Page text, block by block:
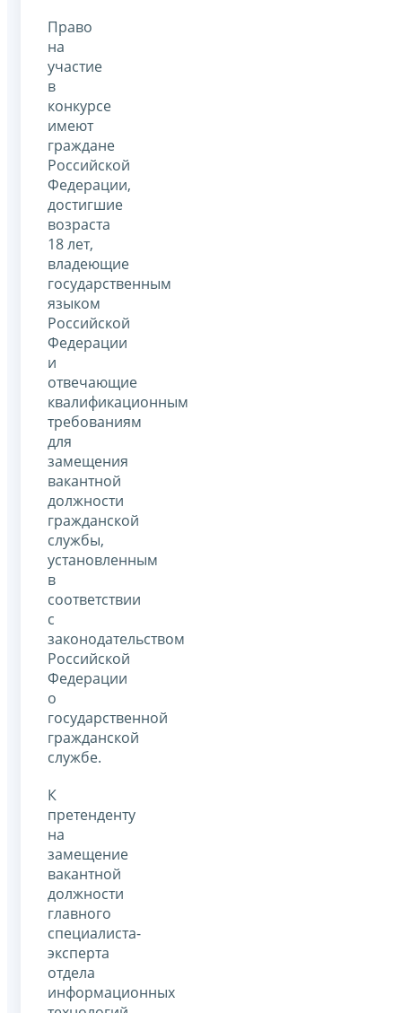
Право
на
участие
в
конкурсе
имеют
граждане
Российской
Федерации,
достигшие
возраста
18 лет,
владеющие
государственным
языком
Российской
Федерации
и
отвечающие
квалификационным
требованиям
для
замещения
вакантной
должности
гражданской
службы,
установленным
в
соответствии
с
законодательством
Российской
Федерации
о
государственной
гражданской
службе.
К
претенденту
на
замещение
вакантной
должности
главного
специалиста-
эксперта
отдела
информационных